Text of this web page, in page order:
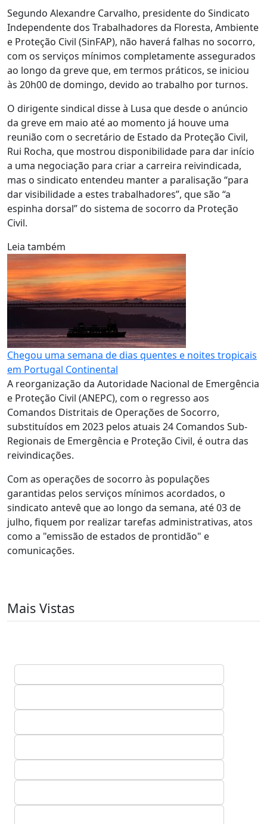
Segundo Alexandre Carvalho, presidente do Sindicato
Independente dos Trabalhadores da Floresta, Ambiente
e Proteção Civil (SinFAP), não haverá falhas no socorro,
com os serviços mínimos completamente assegurados
ao longo da greve que, em termos práticos, se iniciou
às 20h00 de domingo, devido ao trabalho por turnos.
O dirigente sindical disse à Lusa que desde o anúncio
da greve em maio até ao momento já houve uma
reunião com o secretário de Estado da Proteção Civil,
Rui Rocha, que mostrou disponibilidade para dar início
a uma negociação para criar a carreira reivindicada,
mas o sindicato entendeu manter a paralisação “para
dar visibilidade a estes trabalhadores”, que são “a
espinha dorsal” do sistema de socorro da Proteção
Civil.
Leia também
Chegou uma semana de dias quentes e noites tropicais
em Portugal Continental
A reorganização da Autoridade Nacional de Emergência
e Proteção Civil (ANEPC), com o regresso aos
Comandos Distritais de Operações de Socorro,
substituídos em 2023 pelos atuais 24 Comandos Sub-
Regionais de Emergência e Proteção Civil, é outra das
reivindicações.
Com as operações de socorro às populações
garantidas pelos serviços mínimos acordados, o
sindicato antevê que ao longo da semana, até 03 de
julho, fiquem por realizar tarefas administrativas, atos
como a "emissão de estados de prontidão" e
comunicações.
Mais Vistas